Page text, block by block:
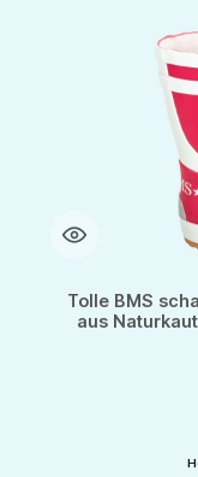
Tolle BMS
aus